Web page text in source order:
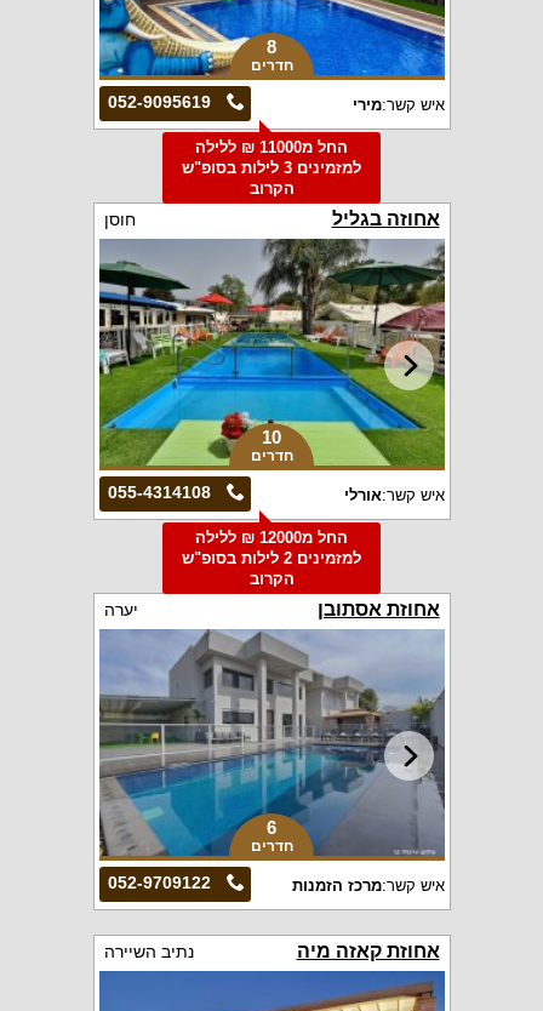
8
חדרים
052-9095619 איש קשר:מירי
החל מ11000 ₪ ללילה
למזמינים 3 לילות בסופ"ש
הקרוב
אחוזה בגליל חוסן
10
חדרים
055-4314108 איש קשר:אורלי
החל מ12000 ₪ ללילה
למזמינים 2 לילות בסופ"ש
הקרוב
אחוזת אסתובן יערה
6
חדרים
052-9709122 איש קשר:מרכז הזמנות
אחוזת קאזה מיה נתיב השיירה